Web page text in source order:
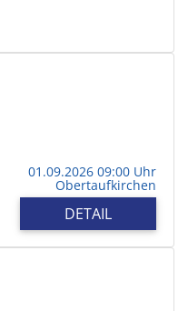
01.09.2026 09:00 Uhr
Obertaufkirchen
DETAIL